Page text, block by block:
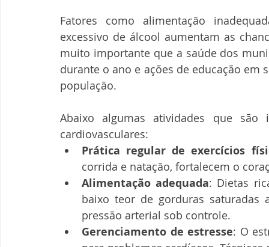
Fatores como alimentação
excessivo de álcool aumentam as
muito importante que a saúde dos
durante o ano e ações de educação
população.
Abaixo algumas atividades que são
cardiovasculares:
Prática regular de exercícios
corrida e natação, fortalecem o
Alimentação adequada: Dietas
baixo teor de gorduras
pressão arterial sob controle.
Gerenciamento de estresse: O